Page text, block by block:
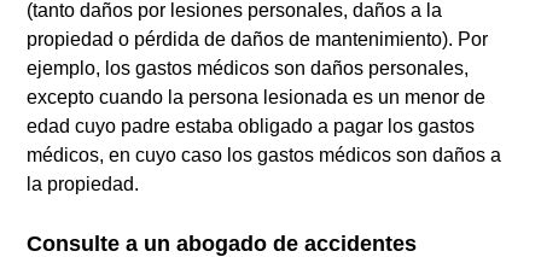
(tanto daños por lesiones personales, daños a la
propiedad o pérdida de daños de mantenimiento). Por
ejemplo, los gastos médicos son daños personales,
excepto cuando la persona lesionada es un menor de
edad cuyo padre estaba obligado a pagar los gastos
médicos, en cuyo caso los gastos médicos son daños a
la propiedad.
Consulte a un abogado de accidentes